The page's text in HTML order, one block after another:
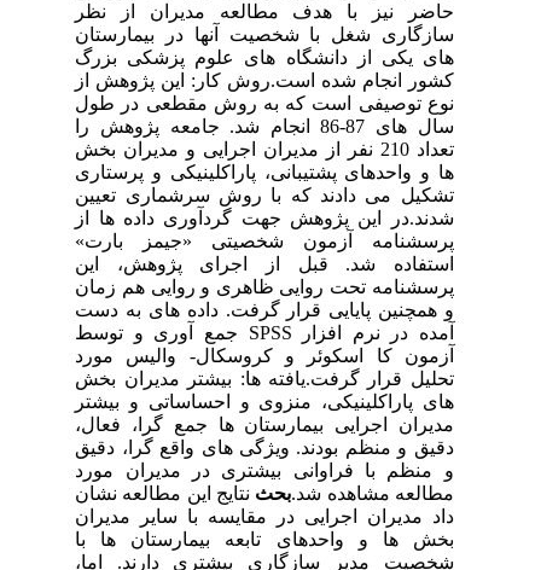
حاضر نیز با هدف مطالعه مدیران از نظر
سازگاری شغل با شخصیت آنها در بیمارستان
های یکی از دانشگاه های علوم پزشکی بزرگ
کشور انجام شده است.روش کار: این پژوهش از
نوع توصیفی است که به روش مقطعی در طول
سال های 87-86 انجام شد. جامعه پژوهش را
تعداد 210 نفر از مدیران اجرایی و مدیران بخش
ها و واحدهای پشتیبانی، پاراکلینیکی و پرستاری
تشکیل می دادند که با روش سرشماری تعیین
شدند.در این پژوهش جهت گردآوری داده ها از
پرسشنامه آزمون شخصیتی «جیمز بارت»
استفاده شد. قبل از اجرای پژوهش، این
پرسشنامه تحت روایی ظاهری و روایی هم زمان
و همچنین پایایی قرار گرفت. داده های به دست
آمده در نرم افزار SPSS جمع آوری و توسط
آزمون کا اسکوئر و کروسکال- والیس مورد
تحلیل قرار گرفت.یافته ها: بیشتر مدیران بخش
های پاراکلینیکی، منزوی و احساساتی و بیشتر
مدیران اجرایی بیمارستان ها جمع گرا، فعال،
دقیق و منظم بودند. ویژگی های واقع گرا، دقیق
و منظم با فراوانی بیشتری در مدیران مورد
مطالعه مشاهده شد.بحث نتایج این مطالعه نشان
داد مدیران اجرایی در مقایسه با سایر مدیران
بخش ها و واحدهای تابعه بیمارستان ها با
شخصیت مدیر سازگاری بیشتری دارند. اما،